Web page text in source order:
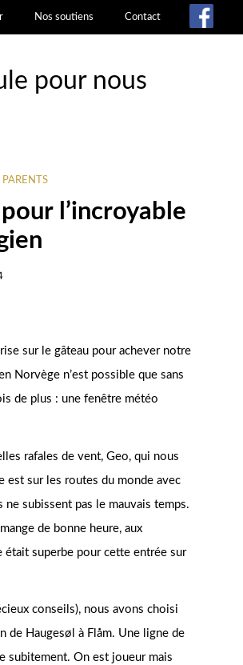
Nos soutiens Contact
pour nous
l’incroyable
sur le gâteau pour achever notre
Norvège n’est possible que sans
de plus : une fenêtre météo
rafales de vent, Geo, qui nous
est sur les routes du monde avec
subissent pas le mauvais temps.
de bonne heure, aux
superbe pour cette entrée sur
conseils), nous avons choisi
de Haugesøl à Flåm. Une ligne de
subitement. On est joueur mais